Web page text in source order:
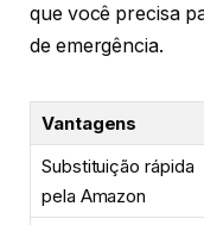
que você precisa
de emergência.
Vantagens
Substituição rápida
pela Amazon